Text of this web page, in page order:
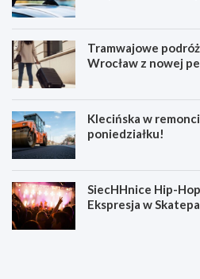
Tramwajowe
Wrocław z nowej
Klecińska w
poniedziałku!
SiecHHnice Hip-
Ekspresja w
Z
T